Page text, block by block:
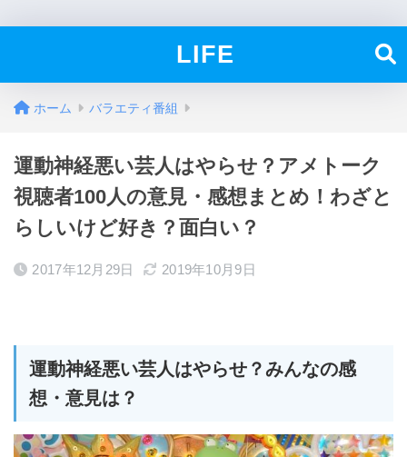
LIFE
ホーム バラエティ番組
運動神経悪い芸人はやらせ？アメトーク
視聴者100人の意見・感想まとめ！わざと
らしいけど好き？面白い？
2017年12月29日 2019年10月9日
運動神経悪い芸人はやらせ？みんなの感
想・意見は？